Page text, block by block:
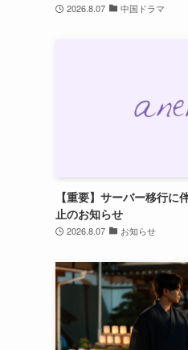
2026.8.07 中国ドラマ
【重要】サーバー移行に
止のお知らせ
2026.8.07 お知らせ